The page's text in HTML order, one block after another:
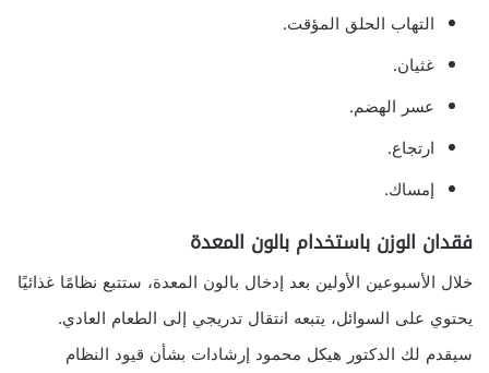
التهاب الحلق المؤقت.
غثيان.
عسر الهضم.
ارتجاع.
إمساك.
فقدان الوزن باستخدام بالون المعدة
خلال الأسبوعين الأولين بعد إدخال بالون المعدة، ستتبع نظامًا غذائيًا
يحتوي على السوائل، يتبعه انتقال تدريجي إلى الطعام العادي.
سيقدم لك الدكتور هيكل محمود إرشادات بشأن قيود النظام